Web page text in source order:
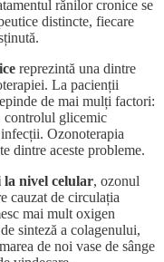
rănilor cronice se
distincte, fiecare
reprezintă una dintre
La pacienții
de mai mulți factori:
controlul glicemic
Ozonoterapia
dintre aceste probleme.
nivel celular, ozonul
cauzat de circulația
mai mult oxigen
sinteză a colagenului,
de noi vase de sânge